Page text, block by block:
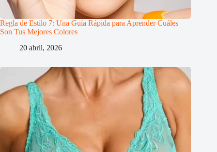
Regla de Estilo 7: Una Guía Rápida para Aprender Cuáles
Son Tus Mejores Colores
20 abril, 2026